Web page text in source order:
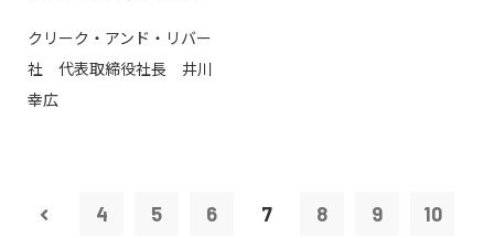
クリーク・アンド・リバー
社 代表取締役社長 井川
幸広
4 5 6 7 8 9 10